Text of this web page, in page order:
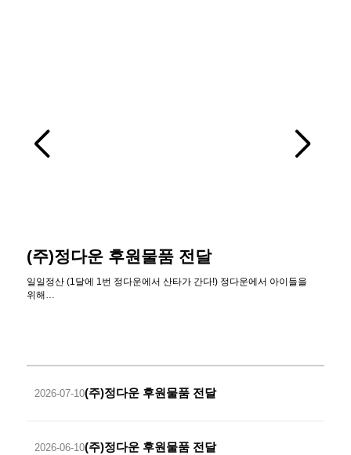
(주)정다운 후원물품 전달
일일정산 (1달에 1번 정다운에서 산타가 간다!) 정다운에서 아이들을
위해…
2026-07-10(주)정다운 후원물품 전달
2026-06-10(주)정다운 후원물품 전달